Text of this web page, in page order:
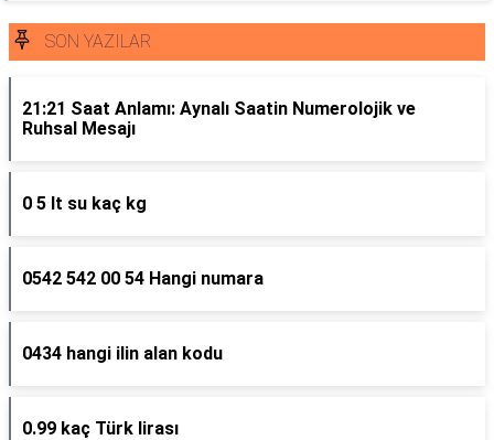
SON YAZILAR
21:21 Saat Anlamı: Aynalı Saatin Numerolojik ve
Ruhsal Mesajı
0 5 lt su kaç kg
0542 542 00 54 Hangi numara
0434 hangi ilin alan kodu
0.99 kaç Türk lirası